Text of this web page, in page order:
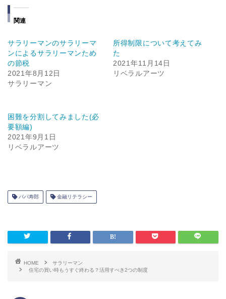
関連
サラリーマンのサラリーマ
ンによるサラリーマンため
の節税
2021年8月12日
サラリーマン
所得制限について考えてみ
た
2021年11月14日
リベラルアーツ
困難を分割してみました(必
要額編)
2021年9月1日
リベラルアーツ
パパ寿郎 金融リテラシー
HOME
サラリーマン
住宅の買い時もうすぐ終わる？活用すべき2つの制度